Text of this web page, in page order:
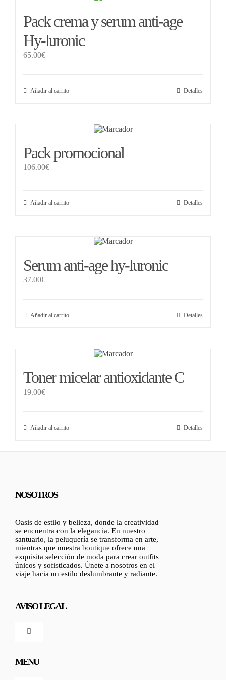
Pack crema y serum anti-age
Hy-luronic
65.00€
Añadir al carrito Detalles
Pack promocional
106.00€
Añadir al carrito Detalles
Serum anti-age hy-luronic
37.00€
Añadir al carrito Detalles
Toner micelar antioxidante C
19.00€
Añadir al carrito Detalles
NOSOTROS
Oasis de estilo y belleza, donde la creatividad
se encuentra con la elegancia. En nuestro
santuario, la peluquería se transforma en arte,
mientras que nuestra boutique ofrece una
exquisita selección de moda para crear outfits
únicos y sofisticados. Únete a nosotros en el
viaje hacia un estilo deslumbrante y radiante.
AVISO LEGAL
Toggle
Política de privacidad
MENU